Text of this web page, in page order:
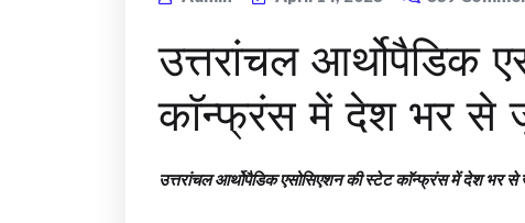
उत्तरांचल आर्थोपैडिक
काॅन्फ्रंस में देश भर से
उत्तरांचल आर्थोपैडिक एसोसिएशन की स्टेट काॅन्फ्रंस में देश भर से